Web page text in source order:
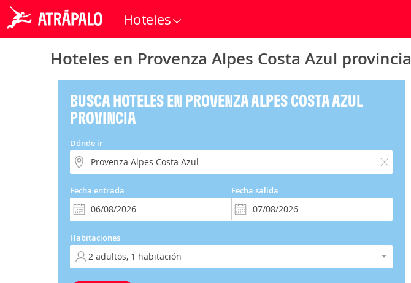
Hoteles
Hoteles en Provenza Alpes Costa Azul provincia
BUSCA HOTELES EN PROVENZA ALPES COSTA AZUL
PROVINCIA
Dónde ir
Fecha entrada Fecha salida
Habitaciones